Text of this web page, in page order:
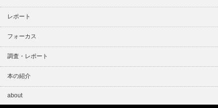
レポート
フォーカス
調査・レポート
本の紹介
about